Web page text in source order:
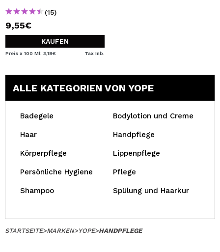
(15)
9,55€
KAUFEN
Preis x 100 Ml: 3,18€ Tax Inb.
ALLE KATEGORIEN VON YOPE
Badegele Bodylotion und Creme
Haar Handpflege
Körperpflege Lippenpflege
Persönliche Hygiene Pflege
Shampoo Spülung und Haarkur
STARTSEITE>MARKEN>YOPE>HANDPFLEGE